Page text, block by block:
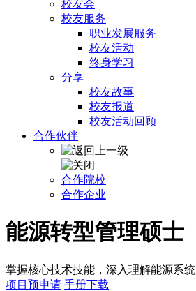
校友会
校友服务
职业发展服务
校友活动
终身学习
分享
校友故事
校友报道
校友活动回顾
合作伙伴
合作院校
合作企业
能源转型管理硕士
掌握核心技术技能，深入理解能源系统
项目预申请 手册下载